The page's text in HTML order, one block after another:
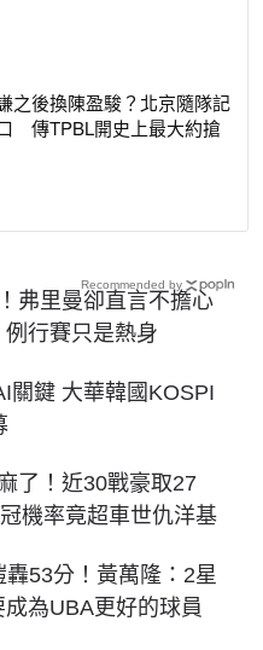
之後換陳盈駿？北京隨隊記
傳TPBL開史上最大約搶
弗里曼卻直言不擔心
行賽只是熱身
關鍵 大華韓國KOSPI
了！近30戰豪取27
機率竟超車世仇洋基
轟53分！黃萬隆：2星
為UBA更好的球員
Recommended by